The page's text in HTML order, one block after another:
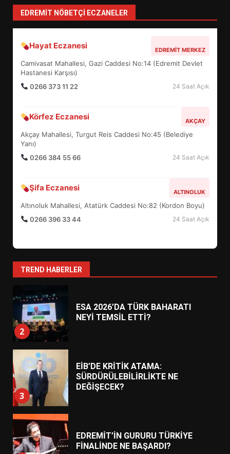
EDREMIT NÖBETÇI ECZANELER
Hayat Eczanesi EDREMIT MERKEZ
Camivasat Mahallesi, Gazi Caddesi No:14 (Edremit Devlet
Hastanesi Karşısı)
0266 373 11 22
24 Saat Açık
Körfez Eczanesi AKÇAY
Akçay Mahallesi, Turgut Reis Caddesi No:45 (Belediye
Yanı)
0266 384 55 66
24 Saat Açık
Şifa Eczanesi ALTINOLUK
Altınoluk Mahallesi, Atatürk Caddesi No:82 (Kordon Boyu)
0266 396 33 44
24 Saat Açık
TREND HABERLER
4
5
BALIKESİR MÜZELERİNDE SÜRE
UZATILDI: NE DEĞİŞTİ?
6
TURNUVASI KAYITLARI NEYİ
7
YENİ YÖNETİM NASIL
ŞEKİLLENDİ?
1
HAREKETE GEÇİYOR: GÖZLER
2
ESA 2026’DA TÜRK BAHARATI
NEYİ TEMSİL ETTİ?
3
EİB’DE KRİTİK ATAMA:
SÜRDÜRÜLEBİLİRLİKTE NE
DEĞİŞECEK?
EDREMİT’İN GURURU TÜRKİYE
FİNALİNDE NE BAŞARDI?